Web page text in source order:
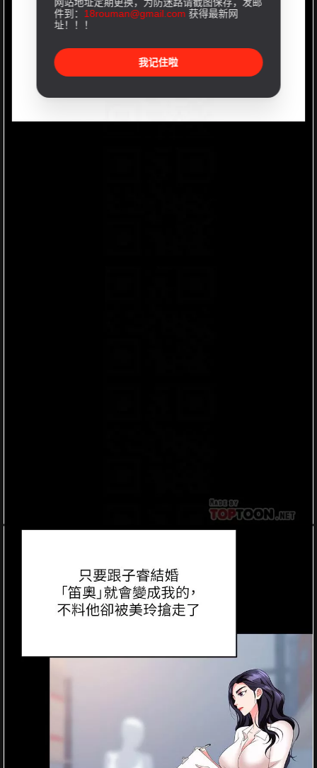
件到： 18rouman@gmail.com 获得最新网
址！！！
我记住啦